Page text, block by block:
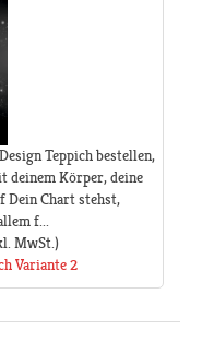
Teppich bestellen,
deinem Körper, deine
Dein Chart stehst,
f...
MwSt.)
Variante 2